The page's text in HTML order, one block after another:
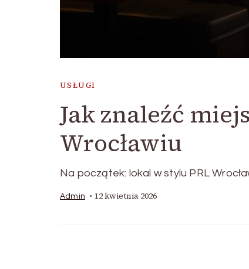
USŁUGI
Jak znaleźć
Wrocławiu
Na początek: lokal w stylu PRL
Admin 12 kwietnia 2026